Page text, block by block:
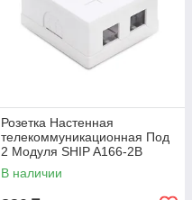
Розетка Настенная
телекоммуникационная Под
2 Модуля SHIP A166-2B
Белая
В наличии